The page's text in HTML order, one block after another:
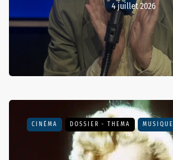
4 juillet 2026
CINÉMA DOSSIER - THEMA MUSIQUE